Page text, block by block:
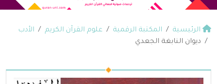
الرئيسية المكتبة الرقمية علوم القرآن الكريم
الأدب
ديوان النابغة الجعدي